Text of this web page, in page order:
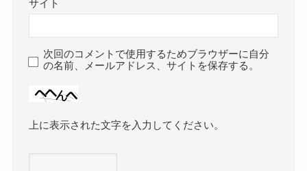
サイト
次回のコメントで使用するためブラウザーに自分
の名前、メールアドレス、サイトを保存する。
上に表示された文字を入力してください。